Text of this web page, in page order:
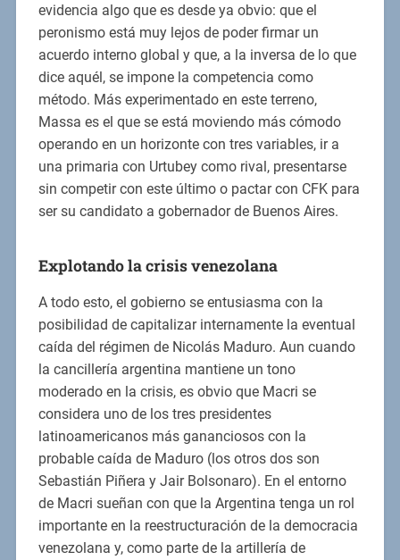
evidencia algo que es desde ya obvio: que el
peronismo está muy lejos de poder firmar un
acuerdo interno global y que, a la inversa de lo que
dice aquél, se impone la competencia como
método. Más experimentado en este terreno,
Massa es el que se está moviendo más cómodo
operando en un horizonte con tres variables, ir a
una primaria con Urtubey como rival, presentarse
sin competir con este último o pactar con CFK para
ser su candidato a gobernador de Buenos Aires.
Explotando la crisis venezolana
A todo esto, el gobierno se entusiasma con la
posibilidad de capitalizar internamente la eventual
caída del régimen de Nicolás Maduro. Aun cuando
la cancillería argentina mantiene un tono
moderado en la crisis, es obvio que Macri se
considera uno de los tres presidentes
latinoamericanos más gananciosos con la
probable caída de Maduro (los otros dos son
Sebastián Piñera y Jair Bolsonaro). En el entorno
de Macri sueñan con que la Argentina tenga un rol
importante en la reestructuración de la democracia
venezolana y, como parte de la artillería de